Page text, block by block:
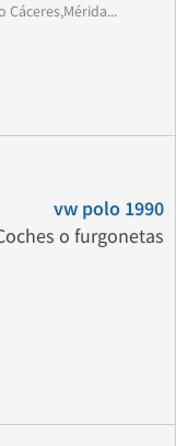
vw polo 1990
o furgonetas